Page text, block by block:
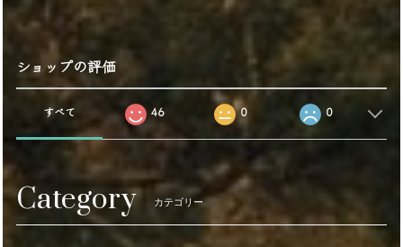
ショップの評価
すべて 46 0 0
Category カテゴリー